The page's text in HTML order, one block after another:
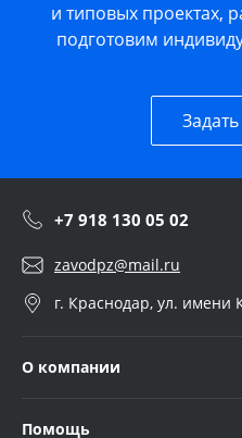
и типовых проектах,
подготовим
+7 918 130 05 02
zavodpz@mail.ru
г. Краснодар, ул. имени
О компании
Помощь